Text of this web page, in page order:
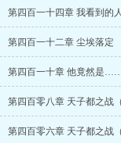
我才......发现这江湖强
第四百一十二章 尘埃落定
第四百一十章 他竟然是
第四百零八章 天子都之战（
第四百零六章 天子都之战（